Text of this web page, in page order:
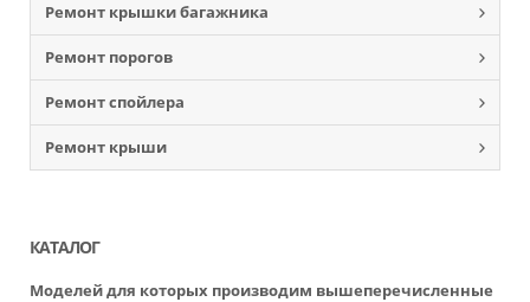
Ремонт крышки багажника
Ремонт порогов
Ремонт спойлера
Ремонт крыши
КАТАЛОГ
Моделей для которых производим вышеперечисленные